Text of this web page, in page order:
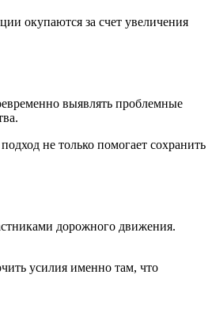
окупаются за счет увеличения
выявлять проблемные
не только помогает сохранить
дорожного движения.
усилия именно там, что